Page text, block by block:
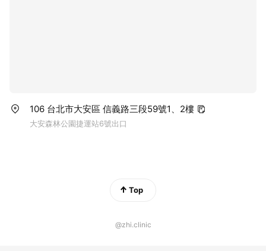
106 台北市大安區 信義路三段59號1、2樓
大安森林公園捷運站6號出口
Top
@zhi.clinic